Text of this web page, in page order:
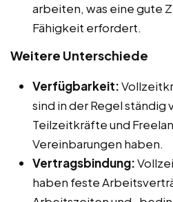
arbeiten, was eine gute
Fähigkeit erfordert.
Weitere Unterschiede
Verfügbarkeit:
sind in der Regel ständig
Teilzeitkräfte und
Vereinbarungen haben.
Vertragsbindung:
haben feste